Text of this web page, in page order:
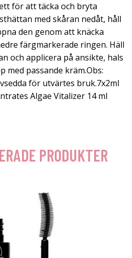
för att täcka och bryta
med skåran nedåt, håll
den genom att knäcka
färgmarkerade ringen. Häll
och applicera på ansikte, hals
med passande kräm.Obs:
för utvärtes bruk.7x2ml
Algae Vitalizer 14 ml
PRODUKTER